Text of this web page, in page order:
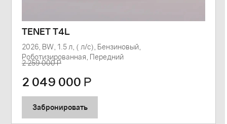
TENET T4L
2026, BW, 1.5 л, ( л/с), Бензиновый,
Роботизированная, Передний
2 259 000 Р
2 049 000 Р
Забронировать